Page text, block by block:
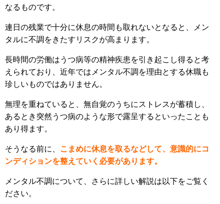
なるものです。
連日の残業で十分に休息の時間も取れないとなると、メン
タルに不調をきたすリスクが高まります。
長時間の労働はうつ病等の精神疾患を引き起こし得ると考
えられており、近年ではメンタル不調を理由とする休職も
珍しいものではありません。
無理を重ねていると、無自覚のうちにストレスが蓄積し、
あるとき突然うつ病のような形で露呈するといったことも
あり得ます。
そうなる前に、 こまめに休息を取るなどして、意識的にコ
ンディションを整えていく必要があります。
メンタル不調について、さらに詳しい解説は以下をご覧く
ださい。